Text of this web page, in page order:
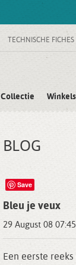
TECHNISCHE FICHES
Collectie Winkels
BLOG
Save
Bleu je veux
29 August 08
Een eerste